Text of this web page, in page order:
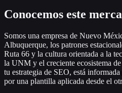
Conocemos este
Somos una empresa de Nuevo
Albuquerque, los patrones
Ruta 66 y la cultura orientada a la
la UNM y el creciente ecosistema
tu estrategia de SEO, está
por una plantilla aplicada desde el